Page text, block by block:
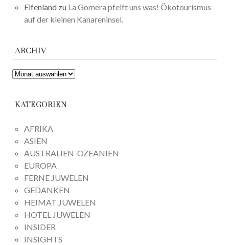
Elfenland zu La Gomera pfeift uns was! Ökotourismus
auf der kleinen Kanareninsel.
ARCHIV
ARCHIV
KATEGORIEN
AFRIKA
ASIEN
AUSTRALIEN-OZEANIEN
EUROPA
FERNE JUWELEN
GEDANKEN
HEIMAT JUWELEN
HOTEL JUWELEN
INSIDER
INSIGHTS